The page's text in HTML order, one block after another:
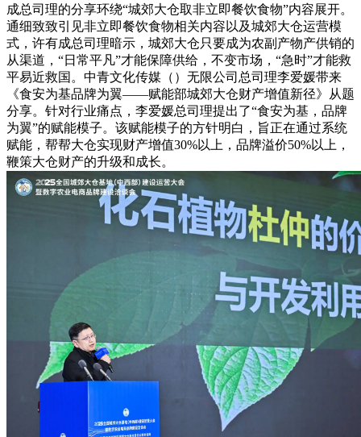
成总司理的分享环绕“城郊大仓取非立即餐饮食物”内容展开。
通细致致引见非立即餐饮食物相关内容以及城郊大仓运营模
式，许有成总司理暗示，城郊大仓只要成为农副产物产供销的
从渠道，“日常平凡”才能保障供给，不变市场，“急时”才能救
平易近救国。中青文化传媒（）无限公司总司理李爱媛带来
《食安为基品牌为翼——赋能部城郊大仓财产增值新径》从题
分享。针对行业痛点，李爱媛总司理提出了“食安为基，品牌
为翼”的赋能模子。该赋能模子的方针明白，旨正在通过系统
赋能，帮帮大仓实现财产增值30%以上，品牌溢价50%以上，
鞭策大仓财产的升级和成长。